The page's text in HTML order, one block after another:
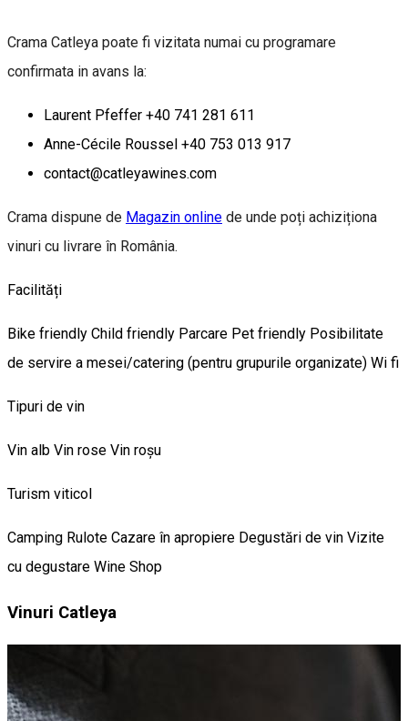
Crama Catleya poate fi vizitata numai cu programare
confirmata in avans la:
Laurent Pfeffer +40 741 281 611
Anne-Cécile Roussel +40 753 013 917
contact@catleyawines.com
Crama dispune de Magazin online de unde poți achiziționa
vinuri cu livrare în România.
Facilități
Bike friendly Child friendly Parcare Pet friendly Posibilitate
de servire a mesei/catering (pentru grupurile organizate) Wi fi
Tipuri de vin
Vin alb Vin rose Vin roșu
Turism viticol
Camping Rulote Cazare în apropiere Degustări de vin Vizite
cu degustare Wine Shop
Vinuri Catleya